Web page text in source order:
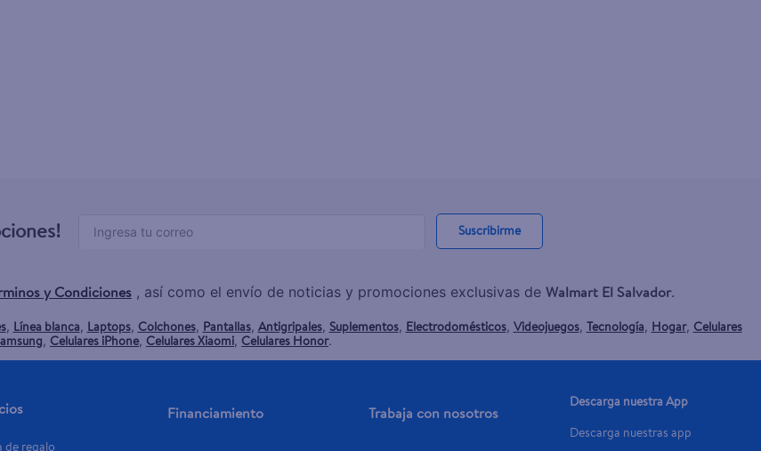
Suscribirme
y Condiciones , así como el envío de noticias y promociones exclusivas de Walmart El Salvador.
, Línea blanca, Laptops, Colchones, Pantallas, Antigripales, Suplementos, Electrodomésticos, Videojuegos, Tecnología, Hogar, Celulares
, Celulares iPhone, Celulares Xiaomi, Celulares Honor.
de regalo
Financiamiento Trabaja con nosotros
Descarga nuestra App
Descarga nuestras app